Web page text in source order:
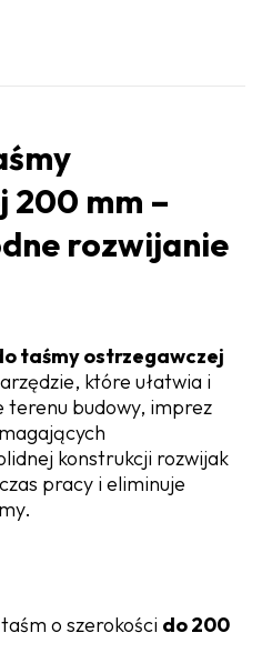
200 mm –
rozwijanie
taśmy ostrzegawczej
które ułatwia i
terenu budowy, imprez
konstrukcji rozwijak
pracy i eliminuje
o szerokości do 200